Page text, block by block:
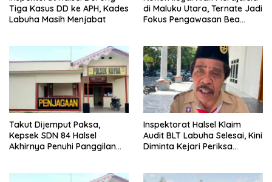
Tiga Kasus DD ke APH, Kades
Labuha Masih Menjabat
di Maluku Utara, Ternate Jadi
Fokus Pengawasan Bea
Takut Dijemput Paksa,
Kepsek SDN 84 Halsel
Akhirnya Penuhi Panggilan
Inspektorat Halsel Klaim
Audit BLT Labuha Selesai, Kini
Diminta Kejari Periksa